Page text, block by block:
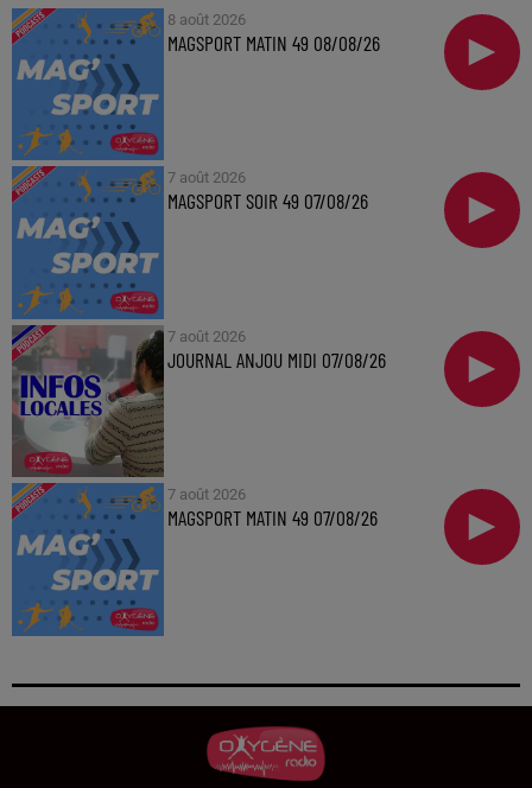
8 août 2026
MAGSPORT MATIN 49 08/08/26
7 août 2026
MAGSPORT SOIR 49 07/08/26
7 août 2026
JOURNAL ANJOU MIDI 07/08/26
7 août 2026
MAGSPORT MATIN 49 07/08/26